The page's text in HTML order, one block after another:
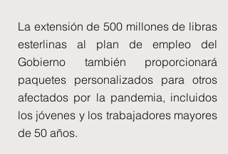
La extensión de 500 millones de libras
esterlinas al plan de empleo del
Gobierno también proporcionará
paquetes personalizados para otros
afectados por la pandemia, incluidos
los jóvenes y los trabajadores mayores
de 50 años.